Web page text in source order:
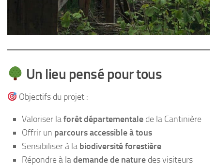
Un lieu pensé pour tous
Objectifs du projet :
Valoriser laforêt départementale de la Cantinière
Offrir un parcours accessible à tous
Sensibiliser à la biodiversité forestière
Répondre à lademande de nature des visiteurs